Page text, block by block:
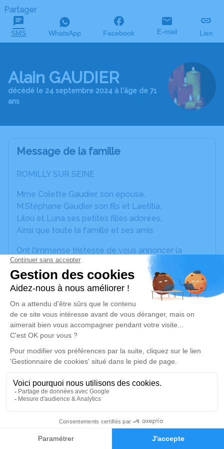
Faire-part Hommages
Partager
SMS WhatsApp Facebook E-mail Lien
Alain GAUDIER
décédé le 24 septembre 2024 à l'âge de 71
ans
Message de la famille
ROMILLY SUR SEINE
Mme Colette Gaudier, son épouse,
M.Stéphane Gaudier son fils et Laetitia,
Lilou et Luna ses petites filles adorées,
Ainsi que toute la famille et ses amis
Ont l'immense tristesse de vous annoncer la
disparition de
Monsieur GAUDIER Alain
survenu le 24 Septembre 2024 à l'âge de 71 ans
La cérémonie sera célébrée le mardi 1er Octobre
2024 à 11 heures au crématorium de Rosières-
Près-Troyes
Pas de plaques.
Fleurs naturelles seulement.
Cet avis tient lieu de faire-part et de
10510 MAIZIERES LA GDE PAROISSE